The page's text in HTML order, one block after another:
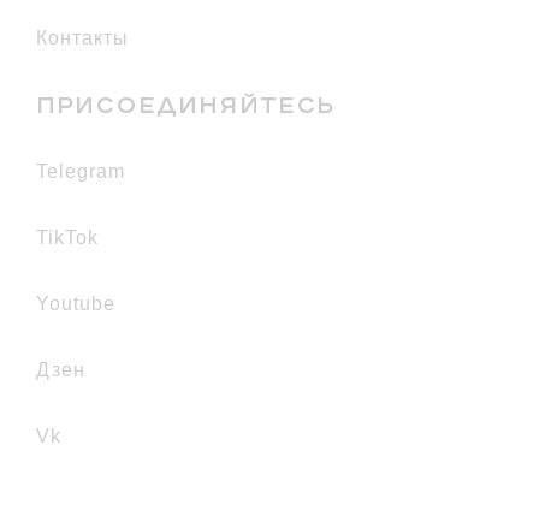
Контакты
ПРИСОЕДИНЯЙТЕСЬ
telegram
TikTok
youtube
дзен
vk